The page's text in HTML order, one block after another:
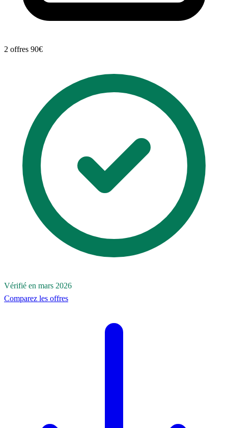
2 offres 90€
Vérifié en mars 2026
Comparez les offres